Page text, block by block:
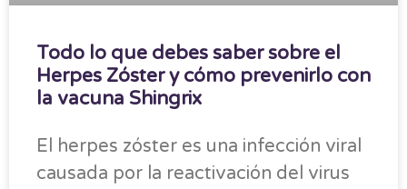
Todo lo que debes saber sobre el
Herpes Zóster y cómo prevenirlo con
la vacuna Shingrix
El herpes zóster es una infección viral
causada por la reactivación del virus